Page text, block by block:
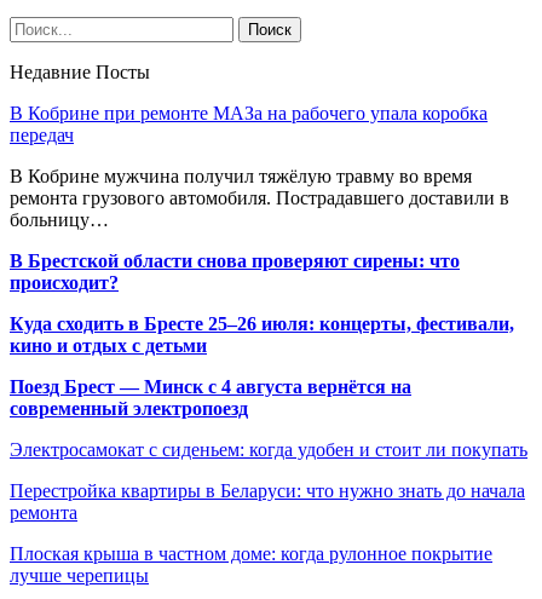
Недавние Посты
В Кобрине при ремонте МАЗа на рабочего упала коробка
передач
В Кобрине мужчина получил тяжёлую травму во время
ремонта грузового автомобиля. Пострадавшего доставили в
больницу…
В Брестской области снова проверяют сирены: что
происходит?
Куда сходить в Бресте 25–26 июля: концерты, фестивали,
кино и отдых с детьми
Поезд Брест — Минск с 4 августа вернётся на
современный электропоезд
Электросамокат с сиденьем: когда удобен и стоит ли покупать
Перестройка квартиры в Беларуси: что нужно знать до начала
ремонта
Плоская крыша в частном доме: когда рулонное покрытие
лучше черепицы